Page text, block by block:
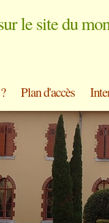
le site du
Plan d'accès